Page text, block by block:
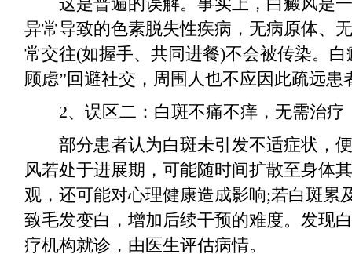
异常导致的色素脱失性疾病，无病原体、
常交往(如握手、共同进餐)不会被传染。
顾虑”回避社交，周围人也不应因此疏远患
2、误区二：白斑不痛不痒，无需治疗
部分患者认为白斑未引发不适症状，便
风若处于进展期，可能随时间扩散至身体
观，还可能对心理健康造成影响;若白斑累
致毛发变白，增加后续干预的难度。发现
疗机构就诊，由医生评估病情。